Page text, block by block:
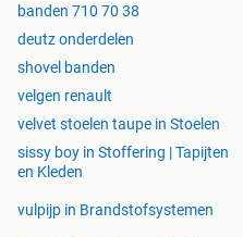
banden 710 70 38
deutz onderdelen
shovel banden
velgen renault
velvet stoelen taupe in Stoelen
sissy boy in Stoffering | Tapijten
en Kleden
vulpijp in Brandstofsystemen